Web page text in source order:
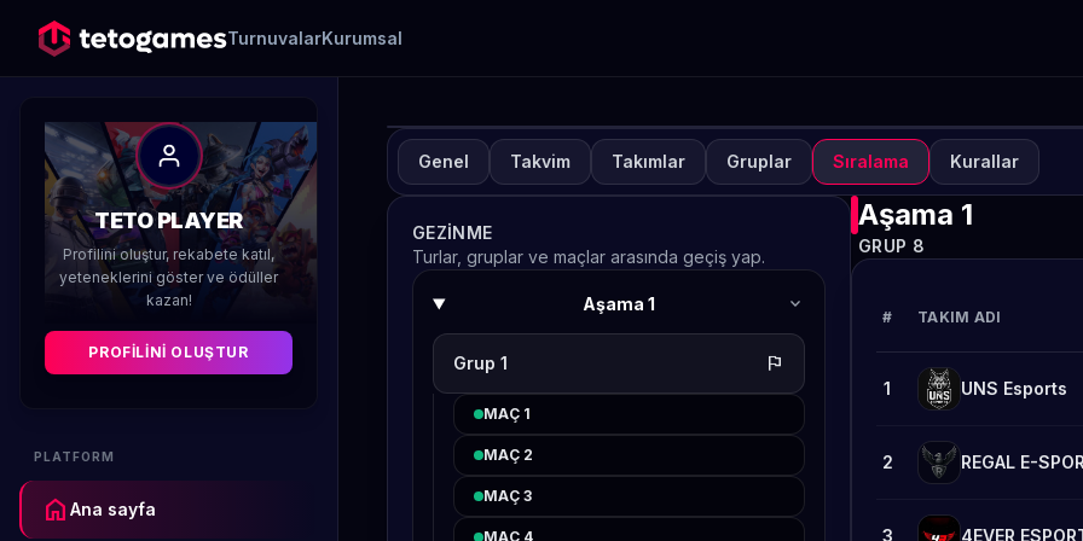
TurnuvalarKurumsal
TETO PLAYER
Profilini oluştur, rekabete katıl,
yeteneklerini göster ve ödüller
kazan!
PROFILINI OLUŞTUR
PLATFORM
home Ana sayfa
TURNUVA KAPALI
Always-ON PUBG MOBILE
Hafta 2
Düzenleyen TETO
Genel Takvim Takımlar Gruplar Sıralama Kurallar
GEZINME
Turlar, gruplar ve maçlar arasında geçiş yap.
Aşama 1 expand_more
Grup 1 flag
MAÇ 1
MAÇ 2
MAÇ 3
MAÇ 4
Aşama 1
GRUP 8
# TAKIM ADI
1 UNS Esports
2 REGAL E-
3 4EVER